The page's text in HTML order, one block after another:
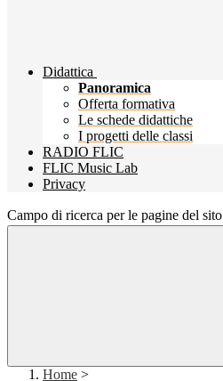
Didattica
Panoramica
Offerta formativa
Le schede didattiche
I progetti delle classi
RADIO FLIC
FLIC Music Lab
Privacy
Campo di ricerca per le pagine del sito
Home >